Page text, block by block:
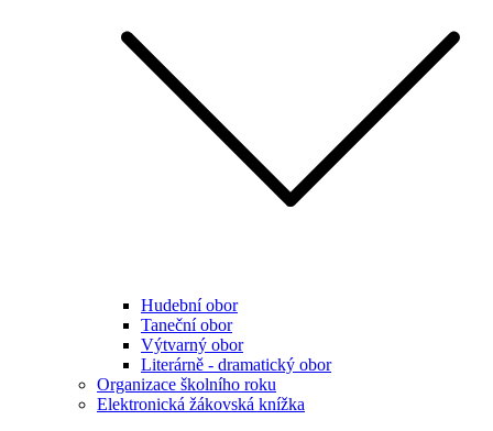
Hudební obor
Taneční obor
Výtvarný obor
Literárně - dramatický obor
Organizace školního roku
Elektronická žákovská knížka